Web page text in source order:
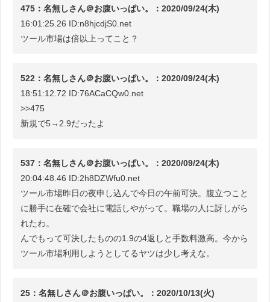
475：名無しさん＠お腹いっぱい。：2020/09/24(木)
16:01:25.26 ID:n8hjcdjS0.net
ツール市場は倍以上ってこと？
522：名無しさん＠お腹いっぱい。：2020/09/24(木)
18:51:12.72 ID:76ACaCQw0.net
>>475
新規で5→2.9だったよ
537：名無しさん＠お腹いっぱい。：2020/09/24(木)
20:04:48.46 ID:2h8DZWfu0.net
ツール市場昨日の夜申し込んで今日の午前可決。腹立つこと
に勝手に在確で会社に電話しやがって。職場の人に訝しがら
れたわ。
んでもって可決したものの1.9の4返しと手数料激高。今から
ツール市場利用しようとしてるヤツは少し考えな。
25：名無しさん＠お腹いっぱい。：2020/10/13(火)